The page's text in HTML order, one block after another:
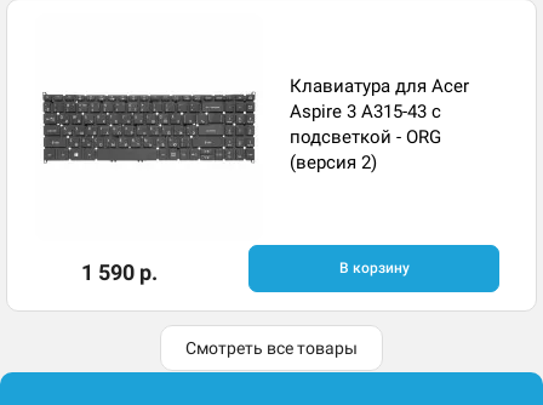
Клавиатура для Acer
Aspire 3 A315-43 с
подсветкой - ORG
(версия 2)
1 590 р. В корзину
Смотреть все товары